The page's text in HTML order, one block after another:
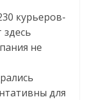
курьеров-
не
для